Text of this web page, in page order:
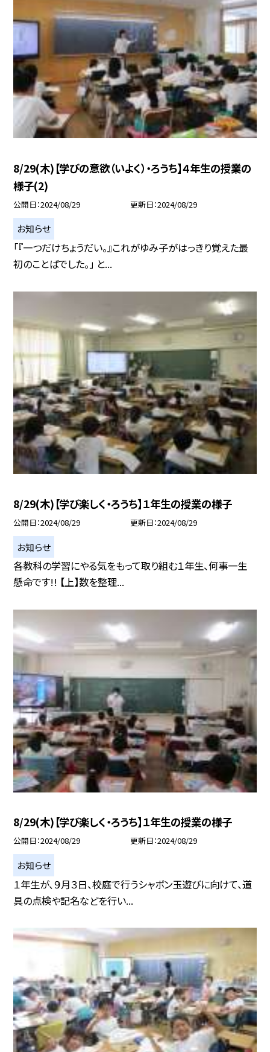
8/29(木)【学びの意欲（いよく）・ろうち】４年生の授業の
様子(2)
公開日 2024/08/29 更新日 2024/08/29
お知らせ
「『一つだけちょうだい。』これがゆみ子がはっきり覚えた最
初のことばでした。」 と...
8/29(木)【学び楽しく・ろうち】１年生の授業の様子
公開日 2024/08/29 更新日 2024/08/29
お知らせ
各教科の学習にやる気をもって取り組む１年生、何事一生
懸命です!! 【上】数を整理...
8/29(木)【学び楽しく・ろうち】１年生の授業の様子
公開日 2024/08/29 更新日 2024/08/29
お知らせ
１年生が、９月３日、校庭で行うシャボン玉遊びに向けて、道
具の点検や記名などを行い...